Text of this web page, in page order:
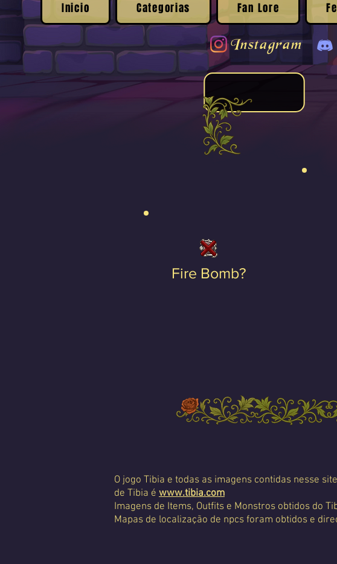
Inicio Categorias Fan Lore
Instagram
Fire Bomb?
O jogo Tibia e todas as imagens contidas nesse
de Tibia é www.tibia.com
Imagens de Items, Outfits e Monstros obtidos do
Mapas de localização de npcs foram obtidos e